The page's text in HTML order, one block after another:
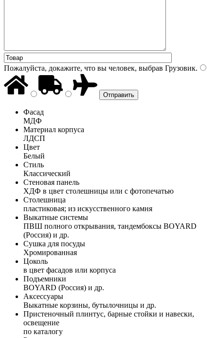
Пожалуйста, докажите, что вы человек, выбрав Грузовик.
Фасад
МДФ
Материал корпуса
ЛДСП
Цвет
Белый
Стиль
Классический
Стеновая панель
ХДФ в цвет столешницы или с фотопечатью
Столешница
пластиковая; из искусственного камня
Выкатные системы
ПВШ полного открывания, тандембоксы BOYARD
(Россия) и др.
Сушка для посуды
Хромированная
Цоколь
в цвет фасадов или корпуса
Подъемники
BOYARD (Россия) и др.
Аксессуары
Выкатные корзины, бутылочницы и др.
Пристеночный плинтус, барные стойки и навески,
освещение
по каталогу